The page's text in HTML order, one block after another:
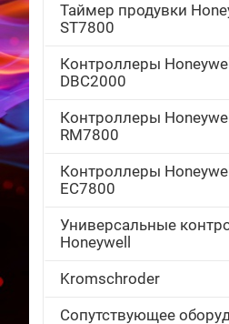
Таймер продувки
ST7800
Контроллеры Honeywell
DBC2000
Контроллеры Honeywell
RM7800
Контроллеры Honeywell
EC7800
Универсальные
Honeywell
Kromschroder
Сопутствующее